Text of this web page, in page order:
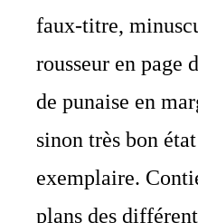
faux-titre,
rousseur en page
de punaise en
sinon très bon
exemplaire.
plans des